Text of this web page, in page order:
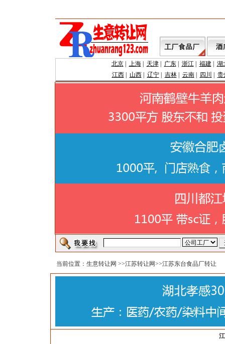
北京| 上海| 天津| 广东| 浙江| 福建| 湖
江西| 山西| 辽宁| 吉林| 云南| 四川 贵
当前位置： 生意转让网 >>江苏转让网>>江苏东台食品厂转让